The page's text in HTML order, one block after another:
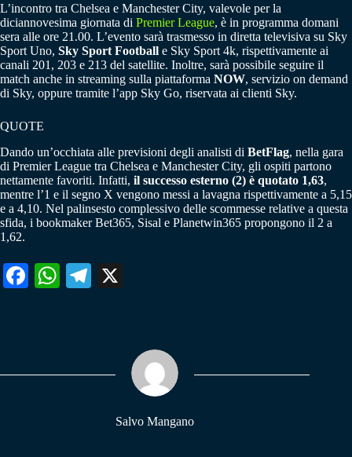
L’incontro tra Chelsea e Manchester City, valevole per la
diciannovesima giornata di Premier League, è in programma domani
sera alle ore 21.00. L’evento sarà trasmesso in diretta televisiva su Sky
Sport Uno, Sky Sport Football e Sky Sport 4k, rispettivamente ai
canali 201, 203 e 213 del satellite. Inoltre, sarà possibile seguire il
match anche in streaming sulla piattaforma NOW, servizio on demand
di Sky, oppure tramite l’app Sky Go, riservata ai clienti Sky.
QUOTE
Dando un’occhiata alle previsioni degli analisti di BetFlag, nella gara
di Premier League tra Chelsea e Manchester City, gli ospiti partono
nettamente favoriti. Infatti, il successo esterno (2) è quotato 1,63,
mentre l’1 e il segno X vengono messi a lavagna rispettivamente a 5,15
e a 4,10. Nel palinsesto complessivo delle scommesse relative a questa
sfida, i bookmaker Bet365, Sisal e Planetwin365 propongono il 2 a
1,62.
Fa W
pp
Te
m
Salvo Mangano